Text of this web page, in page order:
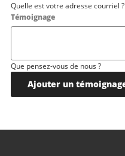
Quelle est votre adresse courriel ?
Témoignage
Que pensez-vous de nous ?